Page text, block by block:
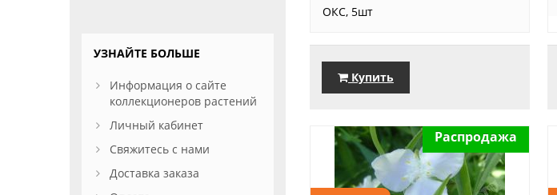
ОКС, 5шт
Купить
Распродажа
УЗНАЙТЕ БОЛЬШЕ
Информация о сайте
коллекционеров растений
Личный кабинет
Свяжитесь с нами
Доставка заказа